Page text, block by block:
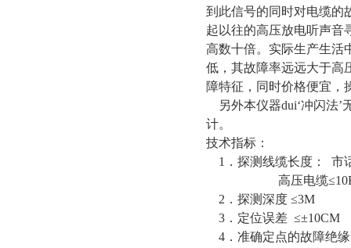
到此信号的同时对电缆的
起以往的高压放电听声音
高数十倍。实际生产生活
低，其故障率远远大于高
障特征，同时价格便宜，
另外本仪器dui‘冲闪法’
计。
技术指标：
1．探测线缆长度： 市
高压电缆
2．探测深度 ≤3M
3．定位误差 ≤±10CM
4．准确定点的故障绝